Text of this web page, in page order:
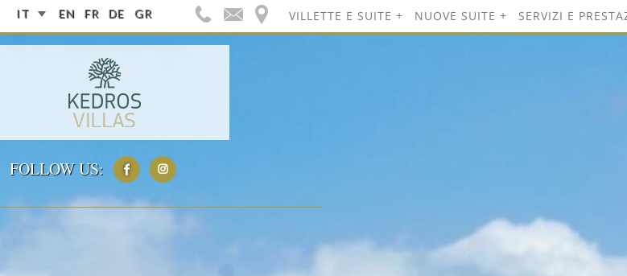
IT EN FR DE GR VILLETTE E SUITE NUOVE SUITE SERVIZI E
FOLLOW US: